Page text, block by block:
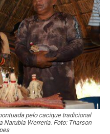
pelo cacique tradicional
Narubia Werreria. Foto: Tharson